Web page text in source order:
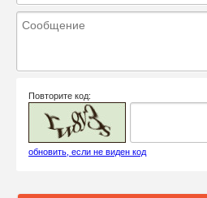
Повторите код:
обновить, если не виден код